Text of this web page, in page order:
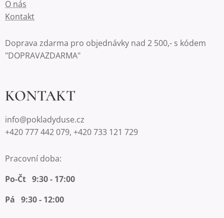
O nás
Kontakt
Doprava zdarma pro objednávky nad 2 500,- s kódem
"DOPRAVAZDARMA"
KONTAKT
info@pokladyduse.cz
+420 777 442 079, +420 733 121 729
Pracovní doba:
Po-Čt 9:30 - 17:00
Pá 9:30 - 12:00